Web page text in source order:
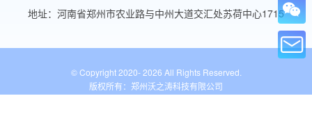
地址：河南省郑州市农业路与中州大道交汇处苏荷中心1715
© Copyright 2020-2026 All Rights Reserved.
版权所有：郑州沃之涛科技有限公司